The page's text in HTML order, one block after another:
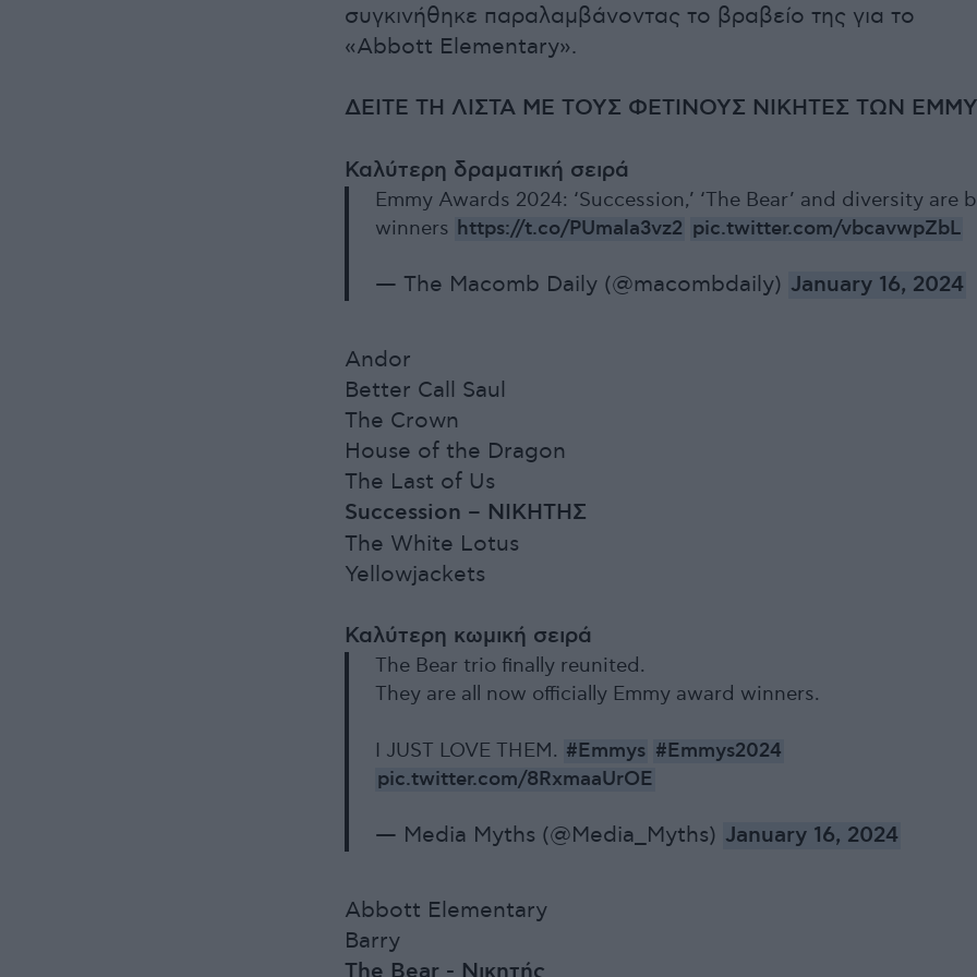
συγκινήθηκε παραλαμβάνοντας το βραβείο της για το
«Abbott Elementary».
ΔΕΙΤΕ ΤΗ ΛΙΣΤΑ ΜΕ ΤΟΥΣ ΦΕΤΙΝΟΥΣ ΝΙΚΗΤΕΣ ΤΩΝ EMMY
Καλύτερη δραματική σειρά
Emmy Awards 2024: ‘Succession,’ ‘The Bear’ and diversity are
winners https://t.co/PUmala3vz2 pic.twitter.com/vbcavwpZbL
— The Macomb Daily (@macombdaily) January 16, 2024
Andor
Better Call Saul
The Crown
House of the Dragon
The Last of Us
Succession – ΝΙΚΗΤΗΣ
The White Lotus
Yellowjackets
Καλύτερη κωμική σειρά
The Bear trio finally reunited.
They are all now officially Emmy award winners.
I JUST LOVE THEM. #Emmys #Emmys2024
pic.twitter.com/8RxmaaUrOE
— Media Myths (@Media_Myths) January 16, 2024
Abbott Elementary
Barry